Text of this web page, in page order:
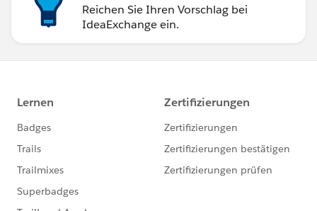
Reichen Sie Ihren Vorschlag bei
IdeaExchange ein.